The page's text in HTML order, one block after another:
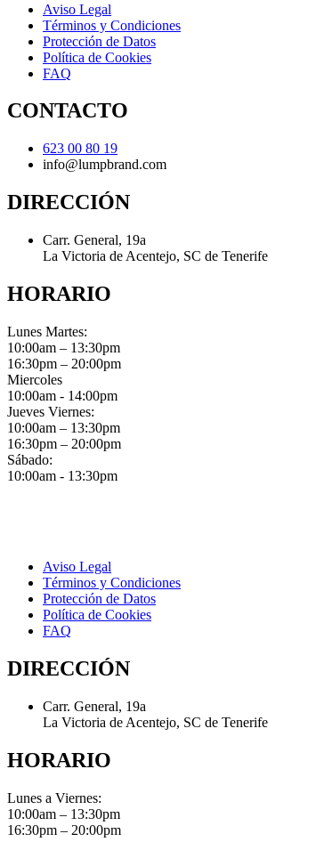
Aviso Legal
Términos y Condiciones
Protección de Datos
Política de Cookies
FAQ
CONTACTO
623 00 80 19
info@lumpbrand.com
DIRECCIÓN
Carr. General, 19a
La Victoria de Acentejo, SC de Tenerife
HORARIO
Lunes Martes:
10:00am – 13:30pm
16:30pm – 20:00pm
Miercoles
10:00am - 14:00pm
Jueves Viernes:
10:00am – 13:30pm
16:30pm – 20:00pm
Sábado:
10:00am - 13:30pm
Aviso Legal
Términos y Condiciones
Protección de Datos
Política de Cookies
FAQ
DIRECCIÓN
Carr. General, 19a
La Victoria de Acentejo, SC de Tenerife
HORARIO
Lunes a Viernes:
10:00am – 13:30pm
16:30pm – 20:00pm